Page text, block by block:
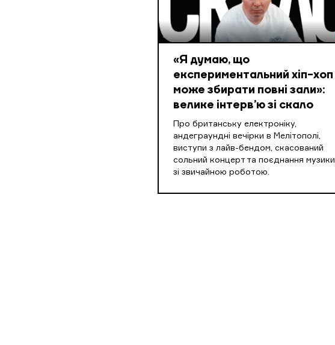
«Я думаю, що
експериментальний хіп-хоп
може збирати повні зали»:
велике інтерв’ю зі скало
Про британську електроніку,
андеграундні вечірки в Мелітополі,
виступи з лайв-бендом, скасований
сольний концерт та поєднання музики
зі звичайною роботою.